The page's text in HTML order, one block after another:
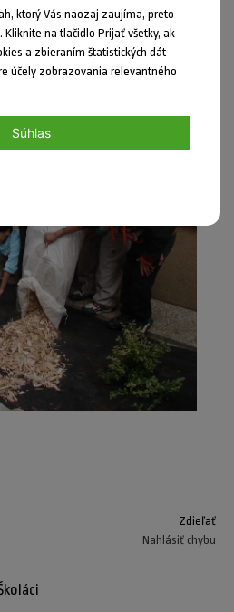
Zdieľať
Nahlásiť chybu
ktorý Vás naozaj zaujíma, preto
Kliknite na tlačidlo Prijať všetky, ak
a zbieraním štatistických dát
účely zobrazovania relevantného
Súhlas